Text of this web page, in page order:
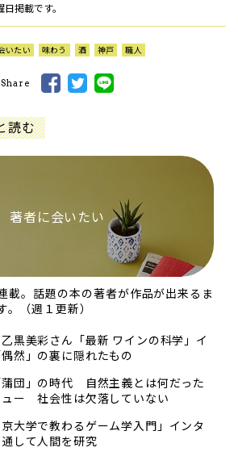
掲載です。
いたい 味わう 酒 神戸 職人
Share
読む
著者に会いたい
載。話題の本の著者が作品が出来るま
（週１更新）
黒美彩さん「最新 ワインの科学」イ
然」の裏に隠れたもの
団」の時代 自然主義とは何だった
ュー 社会性は欠落していない
大学で教わるゲーム学入門」インタ
して人間を研究